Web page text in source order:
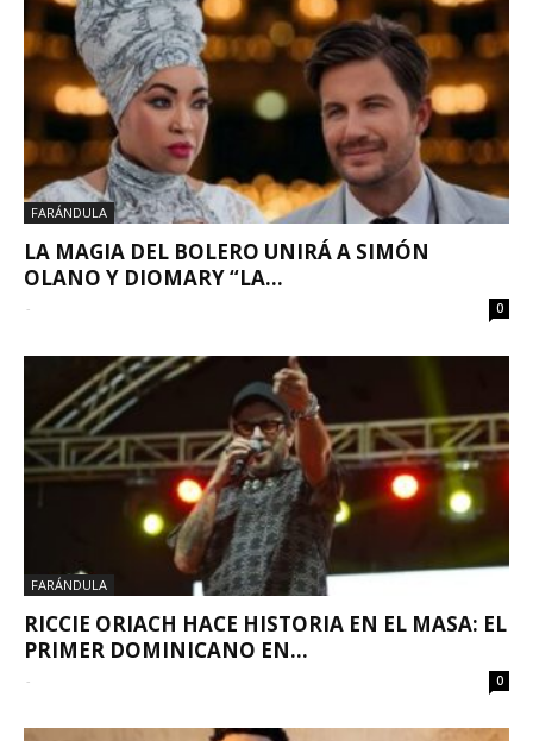
FARÁNDULA
LA MAGIA DEL BOLERO UNIRÁ A SIMÓN
OLANO Y DIOMARY “LA...
- 0
FARÁNDULA
RICCIE ORIACH HACE HISTORIA EN EL MASA: EL
PRIMER DOMINICANO EN...
- 0